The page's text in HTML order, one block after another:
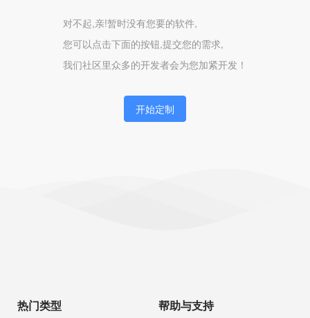
对不起,亲!暂时没有您要的软件,
您可以点击下面的按钮,提交您的需求,
我们社区里众多的开发者会为您加紧开发！
开始定制
热门类型 帮助与支持